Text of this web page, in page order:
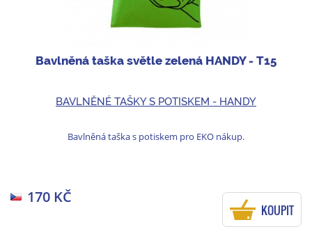
Bavlněná taška světle zelená HANDY - T15
BAVLNĚNÉ TAŠKY S POTISKEM - HANDY
Bavlněná taška s potiskem pro EKO nákup.
170 KČ
KOUPIT